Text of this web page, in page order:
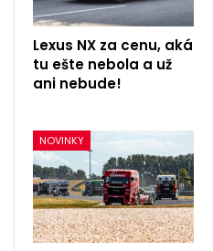
Lexus NX za cenu, aká
tu ešte nebola a už
ani nebude!
NOVINKY